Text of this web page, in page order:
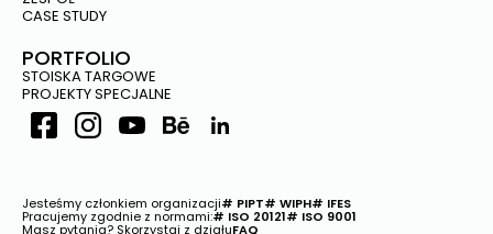
CASE STUDY
PORTFOLIO
STOISKA TARGOWE
PROJEKTY SPECJALNE
Jesteśmy członkiem organizacji# PIPT# WIPH# IFES
Pracujemy zgodnie z normami:# ISO 20121# ISO 9001
Masz pytania? Skorzystaj z działuFAQ